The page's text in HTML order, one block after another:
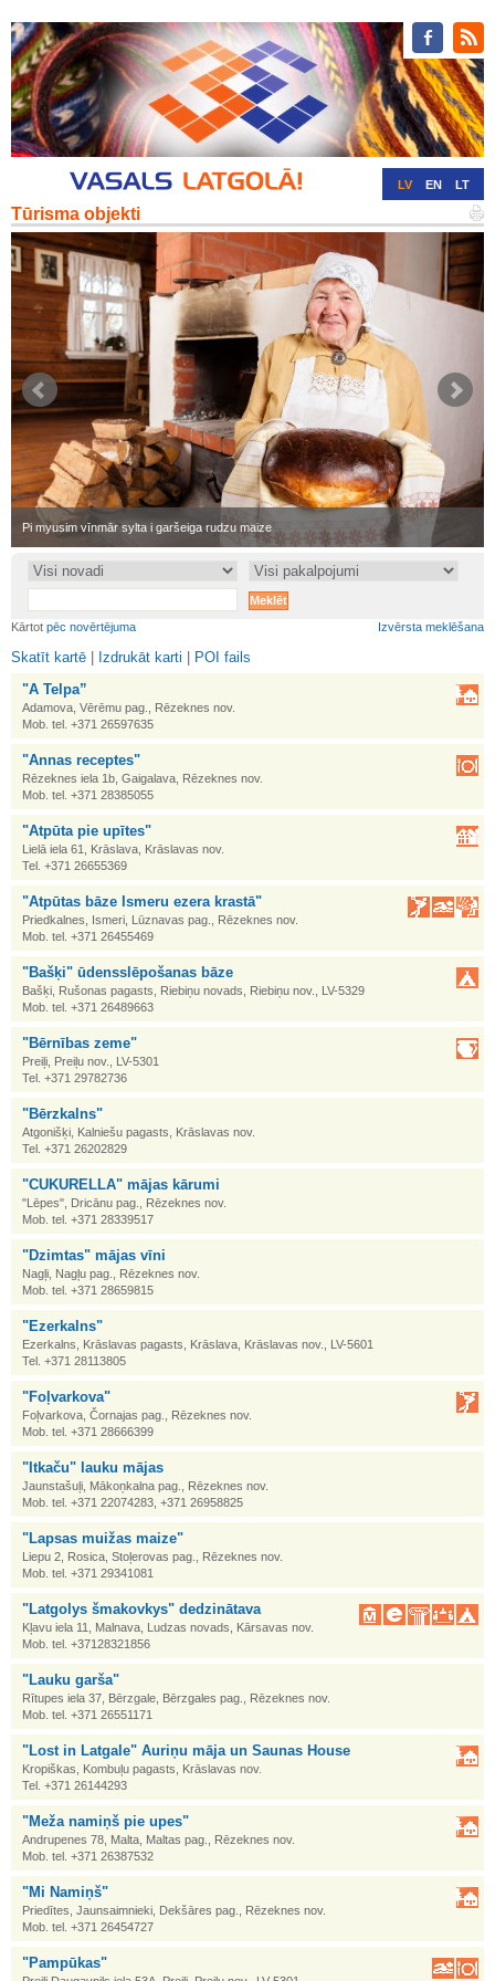
LV EN LT
Tūrisma objekti
Pi myusim vīnmār sylta i garšeiga rudzu maize
•
•
Kārtot pēc novērtējuma Izvērsta meklēšana
Skatīt kartē Izdrukāt karti
POI fails
"A Telpa”
Adamova, Vērēmu pag., Rēzeknes nov.
Mob. tel. +371 26597635
"Annas receptes"
Rēzeknes iela 1b, Gaigalava, Rēzeknes nov.
Mob. tel. +371 28385055
"Atpūta pie upītes"
Lielā iela 61, Krāslava, Krāslavas nov.
Tel. +371 26655369
"Atpūtas bāze Ismeru ezera krastā"
Priedkalnes, Ismeri, Lūznavas pag., Rēzeknes nov.
Mob. tel. +371 26455469
"Bašķi" ūdensslēpošanas bāze
Bašķi, Rušonas pagasts, Riebiņu novads, Riebiņu nov., LV-5329
Mob. tel. +371 26489663
"Bērnības zeme"
Preiļi, Preiļu nov., LV-5301
Tel. +371 29782736
"Bērzkalns"
Atgonišķi, Kalniešu pagasts, Krāslavas nov.
Tel. +371 26202829
"CUKURELLA" mājas kārumi
"Lēpes", Dricānu pag., Rēzeknes nov.
Mob. tel. +371 28339517
"Dzimtas" mājas vīni
Nagļi, Nagļu pag., Rēzeknes nov.
Mob. tel. +371 28659815
"Ezerkalns"
Ezerkalns, Krāslavas pagasts, Krāslava, Krāslavas nov., LV-5601
Tel. +371 28113805
"Foļvarkova"
Foļvarkova, Čornajas pag., Rēzeknes nov.
Mob. tel. +371 28666399
"Itkaču" lauku mājas
Jaunstašuļi, Mākoņkalna pag., Rēzeknes nov.
Mob. tel. +371 22074283, +371 26958825
"Lapsas muižas maize"
Liepu 2, Rosica, Stoļerovas pag., Rēzeknes nov.
Mob. tel. +371 29341081
"Latgolys šmakovkys" dedzinātava
Kļavu iela 11, Malnava, Ludzas novads, Kārsavas nov.
Mob. tel. +37128321856
"Lauku garša"
Rītupes iela 37, Bērzgale, Bērzgales pag., Rēzeknes nov.
Mob. tel. +371 26551171
"Lost in Latgale" Auriņu māja un Saunas House
Kropiškas, Kombuļu pagasts, Krāslavas nov.
Tel. +371 26144293
"Meža namiņš pie upes"
Andrupenes 78, Malta, Maltas pag., Rēzeknes nov.
Mob. tel. +371 26387532
"Mi Namiņš"
Priedītes, Jaunsaimnieki, Dekšāres pag., Rēzeknes nov.
Mob. tel. +371 26454727
"Pampūkas"